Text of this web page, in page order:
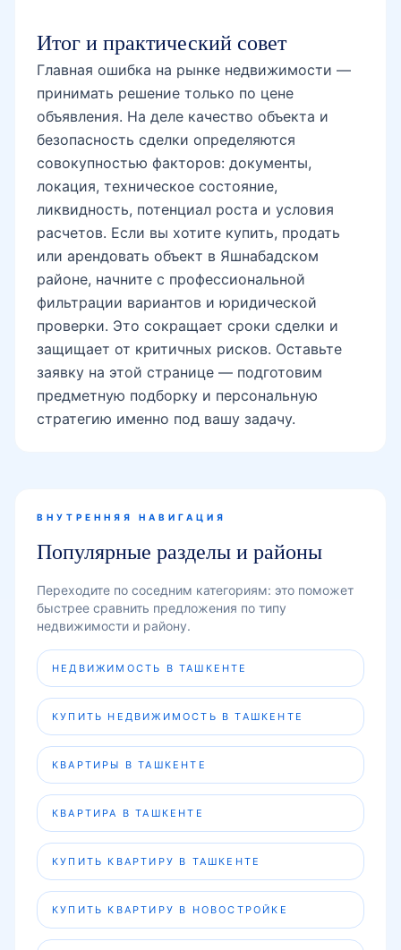
Итог и практический совет
Главная ошибка на рынке недвижимости —
принимать решение только по цене
объявления. На деле качество объекта и
безопасность сделки определяются
совокупностью факторов: документы,
локация, техническое состояние,
ликвидность, потенциал роста и условия
расчетов. Если вы хотите купить, продать
или арендовать объект в Яшнабадском
районе, начните с профессиональной
фильтрации вариантов и юридической
проверки. Это сокращает сроки сделки и
защищает от критичных рисков. Оставьте
заявку на этой странице — подготовим
предметную подборку и персональную
стратегию именно под вашу задачу.
ВНУТРЕННЯЯ НАВИГАЦИЯ
Популярные разделы и районы
Переходите по соседним категориям: это поможет
быстрее сравнить предложения по типу
недвижимости и району.
НЕДВИЖИМОСТЬ В ТАШКЕНТЕ
КУПИТЬ НЕДВИЖИМОСТЬ В ТАШКЕНТЕ
КВАРТИРЫ В ТАШКЕНТЕ
КВАРТИРА В ТАШКЕНТЕ
КУПИТЬ КВАРТИРУ В ТАШКЕНТЕ
КУПИТЬ КВАРТИРУ В НОВОСТРОЙКЕ